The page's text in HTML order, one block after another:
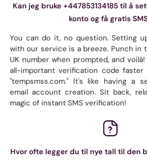
Kan jeg bruke +447853134185 til å
konto og få gratis
You can do it, no question. Setting
with our service is a breeze. Punch in
UK number when prompted, and
all-important verification code
"tempsmss.com." It's like having a
email account creation. Sit back,
magic of instant SMS verification!
Hvor ofte legger du til nye tall til den